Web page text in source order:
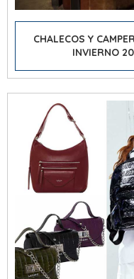
CHALECOS Y
INVIERNO